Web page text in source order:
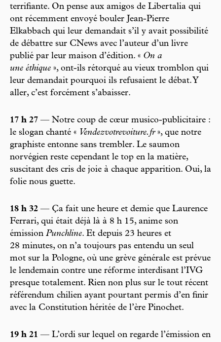
terrifiante. On pense aux amigos de Libertalia qui
ont récemment envoyé bouler Jean-Pierre
Elkabbach qui leur demandait s’il y avait possibilité
de débattre sur CNews avec l’auteur d’un livre
publié par leur maison d’édition. « On a
une éthique », ont-ils rétorqué au vieux tromblon qui
leur demandait pourquoi ils refusaient le débat. Y
aller, c’est forcément s’abaisser.
17 h 27 — Notre coup de cœur musico-publicitaire :
le slogan chanté « Vendezvotrevoiture.fr», que notre
graphiste entonne sans trembler. Le saumon
norvégien reste cependant le top en la matière,
suscitant des cris de joie à chaque apparition. Oui, la
folie nous guette.
18 h 32 — Ça fait une heure et demie que Laurence
Ferrari, qui était déjà là à 8 h 15, anime son
émission Punchline. Et depuis 23 heures et
28 minutes, on n’a toujours pas entendu un seul
mot sur la Pologne, où une grève générale est prévue
le lendemain contre une réforme interdisant l’IVG
presque totalement. Rien non plus sur le tout récent
référendum chilien ayant pourtant permis d’en finir
avec la Constitution héritée de l’ère Pinochet.
19 h 21 — L’ordi sur lequel on regarde l’émission en